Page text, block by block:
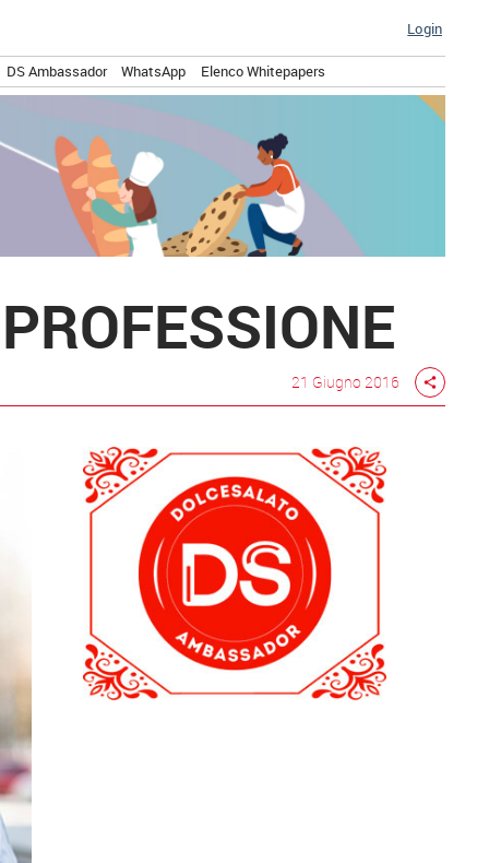
Login
DS Ambassador WhatsApp Elenco Whitepapers
21 Giugno 2016 share